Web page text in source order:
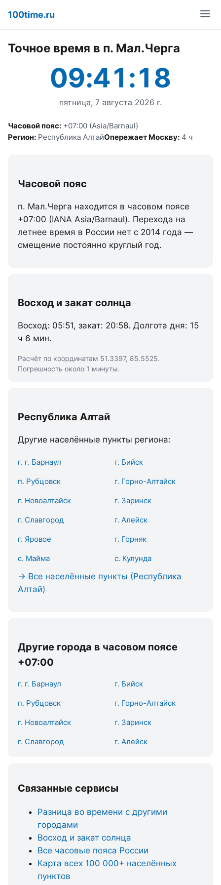
100time.ru
Точное время в п. Мал.Черга
09:41:18
пятница, 7 августа 2026 г.
Часовой пояс: +07:00 (Asia/Barnaul)
Регион: Республика АлтайОпережает Москву: 4 ч
Часовой пояс
п. Мал.Черга находится в часовом поясе
+07:00 (IANA Asia/Barnaul). Перехода на
летнее время в России нет с 2014 года —
смещение постоянно круглый год.
Восход и закат солнца
Восход: 05:51, закат: 20:58. Долгота дня: 15
ч 6 мин.
Расчёт по координатам 51.3397, 85.5525.
Погрешность около 1 минуты.
Республика Алтай
Другие населённые пункты региона:
г. г. Барнаул г. Бийск
п. Рубцовск г. Горно-Алтайск
г. Новоалтайск г. Заринск
г. Славгород г. Алейск
г. Яровое г. Горняк
с. Майма с. Кулунда
→ Все населённые пункты (Республика
Алтай)
Другие города в часовом поясе
+07:00
г. г. Барнаул г. Бийск
п. Рубцовск г. Горно-Алтайск
г. Новоалтайск г. Заринск
г. Славгород г. Алейск
Связанные сервисы
Разница во времени с другими
городами
Восход и закат солнца
Все часовые пояса России
Карта всех 100 000+ населённых
пунктов